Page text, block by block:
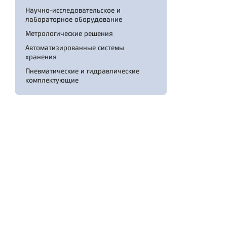
Научно-исследовательское и
лабораторное оборудование
Метрологические решения
Автоматизированные системы
хранения
Пневматические и гидравлические
комплектующие